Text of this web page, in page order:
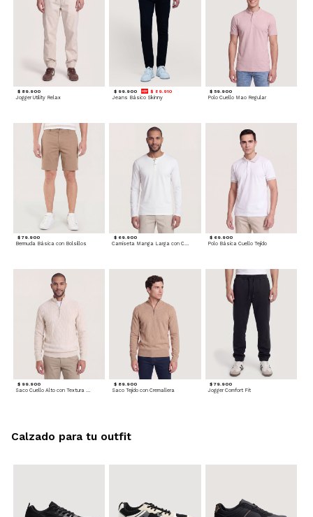
$ 89.900
Jogger Utility Relax
$ 99.900 $ 89.910
Jeans Básico Skinny
$ 59.900
Polo Cuello Mao Regular
$ 79.900
Bermuda Básica con Bolsillos
$ 69.900
Camiseta Manga Larga con Cuello Henley
$ 69.900
Polo Básica Cuello Tejido
$ 99.900
Saco Cuello Alto con Textura Trenzada
$ 89.900
Saco Tejido con Cremallera
$ 79.900
Jogger Comfort Fit
Calzado para tu outfit